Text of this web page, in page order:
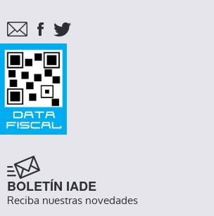
BOLETÍN IADE
Reciba nuestras novedades